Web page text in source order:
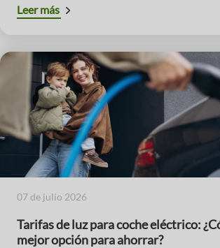
Leer más
07 de julio 2026
Tarifas de luz para coche eléctrico:
mejor opción para ahorrar?